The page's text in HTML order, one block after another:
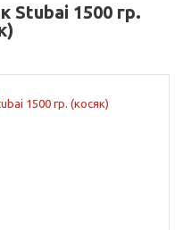
Stubai 1500 гр.